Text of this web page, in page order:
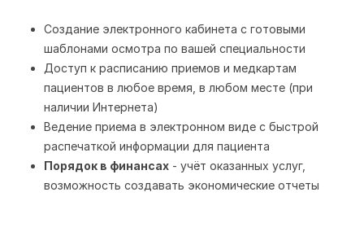
Создание электронного кабинета с готовыми
шаблонами осмотра по вашей специальности
Доступ к расписанию приемов и медкартам
пациентов в любое время, в любом месте (при
наличии Интернета)
Ведение приема в электронном виде с быстрой
распечаткой информации для пациента
Порядок в финансах - учёт оказанных услуг,
возможность создавать экономические отчеты